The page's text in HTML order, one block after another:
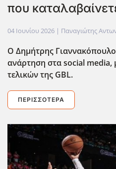
που
04 Ιουνίου 2026 | Παναγιώτης
Ο Δημήτρης
ανάρτηση στα social media,
τελικών της GBL.
ΠΕΡΙΣΣΌΤΕΡΑ